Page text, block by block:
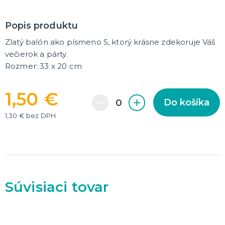
Vtákoviny, žarty, srandičky
Originálne darčeky
MIKULÁŠ
Všetko pre čertov
Popis produktu
Zlatý balón ako písmeno S, ktorý krásne zdekoruje Váš
večierok a párty.
Rozmer: 33 x 20 cm
1,50 €
1,30 € bez DPH
Do košíka
Súvisiaci tovar